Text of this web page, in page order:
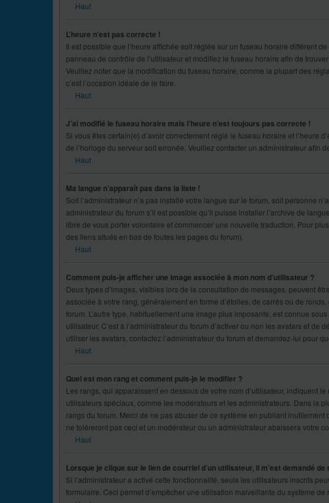
Haut
L’heure n’est pas correcte !
Il est possible que l’heure affichée soit réglée sur un fuseau horaire différent
panneau de contrôle de l’utilisateur et modifiez le fuseau horaire afin de
Veuillez noter que la modification du fuseau horaire, comme la plupart des
c’est l’occasion idéale de le faire.
Haut
J’ai modifié le fuseau horaire mais l’heure n’est toujours pas correcte !
Si vous êtes certain(e) d’avoir correctement réglé le fuseau horaire et l’heure
de l’horloge du serveur soit erronée. Veuillez contacter un administrateur afin
Haut
Ma langue n’apparaît pas dans la liste !
Soit l’administrateur n’a pas installé votre langue sur le forum, soit personne
administrateur du forum s’il est possible qu’il puisse installer l’archive de
libre de vous porter volontaire et commencer une nouvelle traduction. Pour
des liens situés en bas de toutes les pages du forum).
Haut
Comment puis-je afficher une image associée à mon nom d’utilisateur ?
Deux types d’images, visibles lors de la consultation de messages, peuvent
associée à votre rang, généralement en forme d’étoiles, de carrés ou de
forum. L’autre type, habituellement une image plus imposante, est connue
utilisateur. C’est à l’administrateur du forum d’activer ou non les avatars et
utiliser les avatars, contactez l’administrateur du forum et demandez-lui pour
Haut
Quel est mon rang et comment puis-je le modifier ?
Les rangs, qui apparaissent en dessous de votre nom d’utilisateur, indiquent
utilisateurs spéciaux, comme les modérateurs et les administrateurs. Dans la
rangs du forum. Merci de ne pas abuser de ce système en publiant
ne toléreront pas ceci et un modérateur ou un administrateur abaissera votre
Haut
Lorsque je clique sur le lien de courriel d’un utilisateur, il m’est demandé
Si l’administrateur a activé cette fonctionnalité, seuls les utilisateurs inscrits
formulaire. Ceci permet d’empêcher une utilisation malveillante du système